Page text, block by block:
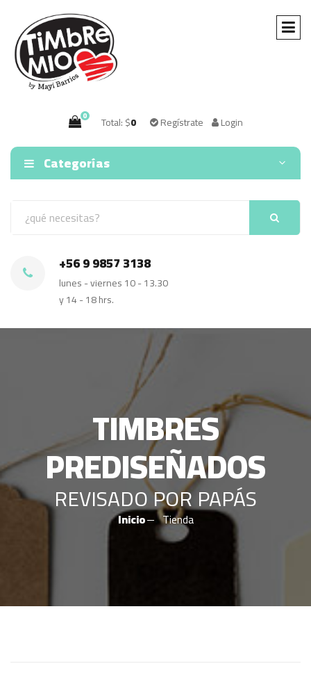
0 Total: $0 Regístrate Login
Categorías
+56 9 9857 3138
lunes - viernes 10 - 13.30
y 14 - 18 hrs.
TIMBRES
PREDISEÑADOS
REVISADO POR PAPÁS
Inicio Tienda